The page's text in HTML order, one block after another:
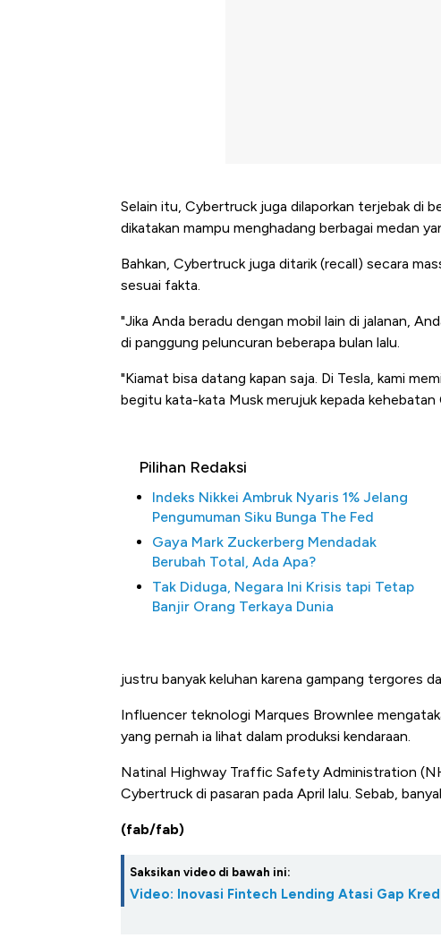
Selain itu, Cybertruck juga dilaporkan terjebak di
dikatakan mampu menghadang berbagai medan
Bahkan, Cybertruck juga ditarik (recall) secara
sesuai fakta.
"Jika Anda beradu dengan mobil lain di jalanan,
di panggung peluncuran beberapa bulan lalu.
"Kiamat bisa datang kapan saja. Di Tesla, kami
begitu kata-kata Musk merujuk kepada kehebatan
Pilihan Redaksi
Indeks Nikkei Ambruk Nyaris 1% Jelang
Pengumuman Siku Bunga The Fed
Gaya Mark Zuckerberg Mendadak
Berubah Total, Ada Apa?
Tak Diduga, Negara Ini Krisis tapi Tetap
Banjir Orang Terkaya Dunia
justru banyak keluhan karena gampang tergores
Influencer teknologi Marques Brownlee
yang pernah ia lihat dalam produksi kendaraan.
Natinal Highway Traffic Safety Administration
Cybertruck di pasaran pada April lalu. Sebab,
(fab/fab)
Saksikan video di bawah ini:
Video: Inovasi Fintech Lending Atasi Gap